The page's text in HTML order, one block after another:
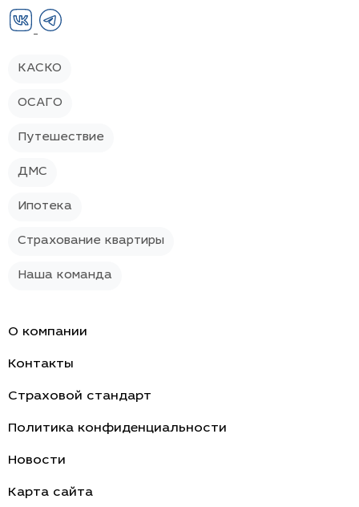
КАСКО
ОСАГО
Путешествие
ДМС
Ипотека
Страхование квартиры
Наша команда
О компании
Контакты
Страховой стандарт
Политика конфиденциальности
Новости
Карта сайта